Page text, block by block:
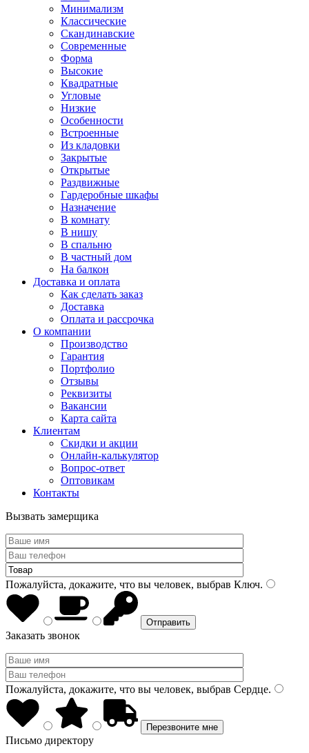
Минимализм
Классические
Скандинавские
Современные
Форма
Высокие
Квадратные
Угловые
Низкие
Особенности
Встроенные
Из кладовки
Закрытые
Открытые
Раздвижные
Гардеробные шкафы
Назначение
В комнату
В нишу
В спальню
В частный дом
На балкон
Доставка и оплата
Как сделать заказ
Доставка
Оплата и рассрочка
О компании
Производство
Гарантия
Портфолио
Отзывы
Реквизиты
Вакансии
Карта сайта
Клиентам
Скидки и акции
Онлайн-калькулятор
Вопрос-ответ
Оптовикам
Контакты
Вызвать замерщика
Пожалуйста, докажите, что вы человек, выбрав Ключ.
Заказать звонок
Пожалуйста, докажите, что вы человек, выбрав Сердце.
Письмо директору